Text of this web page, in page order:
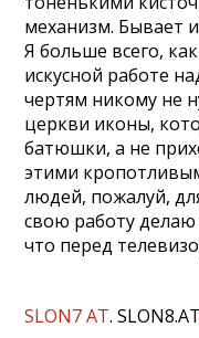
механизм. Бывает
Я больше всего,
искусной работе
чертям никому не
церкви иконы,
батюшки, а не
этими
людей, пожалуй,
свою работу делаю
что перед
SLON7 AT. SLON8.AT